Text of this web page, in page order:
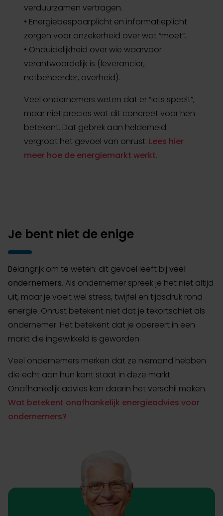
verduurzamen vertragen.
• Energiebespaarplicht en informatieplicht
zorgen voor onzekerheid over wat “moet”.
• Onduidelijkheid over wie waarvoor
verantwoordelijk is (leverancier,
netbeheerder, overheid).
Veel ondernemers weten dat er “iets speelt”,
maar niet precies wat dit concreet voor hen
betekent. Dat gebrek aan helderheid
vergroot het gevoel van onrust. Lees hier
meer hoe de energiemarkt werkt.
Je bent niet de enige
Belangrijk om te weten: dit gevoel leeft bij veel
ondernemers. Als ondernemer spreek je het niet altijd
uit, maar je voelt wel stress, twijfel en tijdsdruk rond
energie. Onrust betekent niet dat je tekortschiet als
ondernemer. Het betekent dat je opereert in een
markt die ingewikkeld is geworden.
Veel ondernemers merken dat ze niemand hebben
die echt aan hun kant staat in deze markt.
Onafhankelijk advies kan daarin het verschil maken.
Wat betekent onafhankelijk energieadvies voor
ondernemers?